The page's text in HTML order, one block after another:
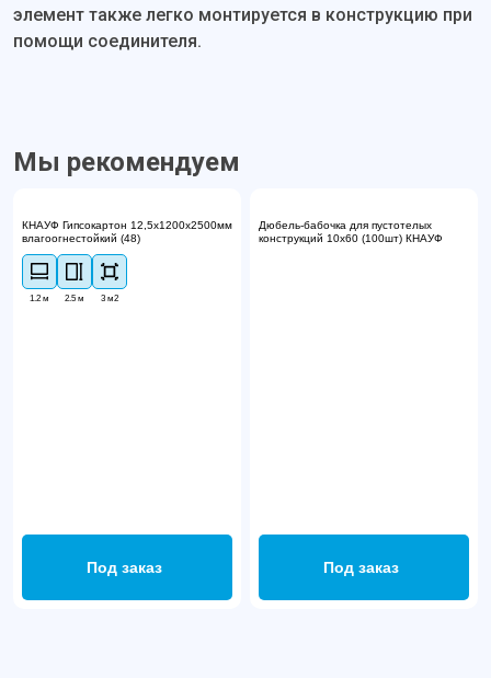
элемент также легко монтируется в конструкцию при
помощи соединителя.
Мы рекомендуем
КНАУФ Гипсокартон 12,5х1200х2500мм
влагоогнестойкий (48)
1.2 м 2.5 м 3 м2
Под заказ
Дюбель-бабочка для пустотелых
конструкций 10х60 (100шт) КНАУФ
Под заказ